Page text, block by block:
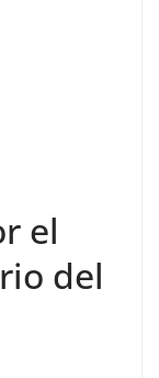
el
del